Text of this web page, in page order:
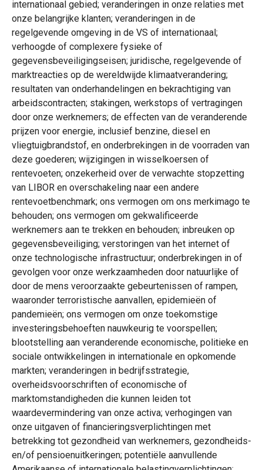
internationaal gebied; veranderingen in onze relaties met
onze belangrijke klanten; veranderingen in de
regelgevende omgeving in de VS of internationaal;
verhoogde of complexere fysieke of
gegevensbeveiligingseisen; juridische, regelgevende of
marktreacties op de wereldwijde klimaatverandering;
resultaten van onderhandelingen en bekrachtiging van
arbeidscontracten; stakingen, werkstops of vertragingen
door onze werknemers; de effecten van de veranderende
prijzen voor energie, inclusief benzine, diesel en
vliegtuigbrandstof, en onderbrekingen in de voorraden van
deze goederen; wijzigingen in wisselkoersen of
rentevoeten; onzekerheid over de verwachte stopzetting
van LIBOR en overschakeling naar een andere
rentevoetbenchmark; ons vermogen om ons merkimago te
behouden; ons vermogen om gekwalificeerde
werknemers aan te trekken en behouden; inbreuken op
gegevensbeveiliging; verstoringen van het internet of
onze technologische infrastructuur; onderbrekingen in of
gevolgen voor onze werkzaamheden door natuurlijke of
door de mens veroorzaakte gebeurtenissen of rampen,
waaronder terroristische aanvallen, epidemieën of
pandemieën; ons vermogen om onze toekomstige
investeringsbehoeften nauwkeurig te voorspellen;
blootstelling aan veranderende economische, politieke en
sociale ontwikkelingen in internationale en opkomende
markten; veranderingen in bedrijfsstrategie,
overheidsvoorschriften of economische of
marktomstandigheden die kunnen leiden tot
waardevermindering van onze activa; verhogingen van
onze uitgaven of financieringsverplichtingen met
betrekking tot gezondheid van werknemers, gezondheids-
en/of pensioenuitkeringen; potentiële aanvullende